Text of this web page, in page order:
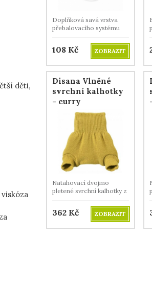
děti,
Doplňková savá vrstva
přebalovacího systému
108 Kč ZOBRAZIT
Disana Vlněné
svrchní kalhotky
- curry
Natahovací dvojmo
pletené svrchní kalhotky z
362 Kč ZOBRAZIT